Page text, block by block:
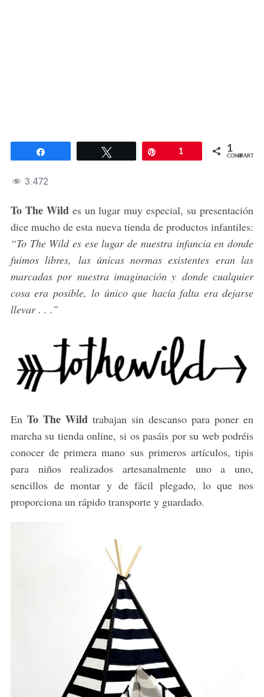
Twittear 1 1
COMPARTIR
3.472
To The Wildes un lugar muy especial, su presentación
dice mucho de esta nueva tienda de productos infantiles:
“To The Wild es ese lugar de nuestra infancia en donde
fuimos libres, las únicas normas existentes eran las
marcadas por nuestra imaginación y donde cualquier
cosa era posible, lo único que hacía falta era dejarse
llevar . . .”
En To The Wild trabajan sin descanso para poner en
marcha su tienda online, si os pasáis por su web podréis
conocer de primera mano sus primeros artículos, tipis
para niños realizados artesanalmente uno a uno,
sencillos de montar y de fácil plegado, lo que nos
proporciona un rápido transporte y guardado.